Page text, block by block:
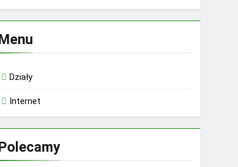
Działy
Internet